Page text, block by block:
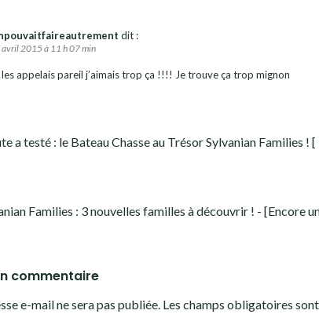
dit :
avril 2015 à 11 h 07 min
les appelais pareil j’aimais trop ça !!!! Je trouve ça trop mignon
a testé : le Bateau Chasse au Trésor Sylvanian Families
Families : 3 nouvelles familles à découvrir ! - [Encore
commentaire
e-mail ne sera pas publiée. Les champs obligatoires